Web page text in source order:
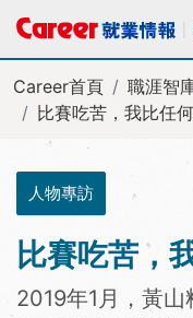
Career首頁 職涯智
比賽吃苦，我比任
人物專訪
比賽吃苦，
2019年1月，黃山